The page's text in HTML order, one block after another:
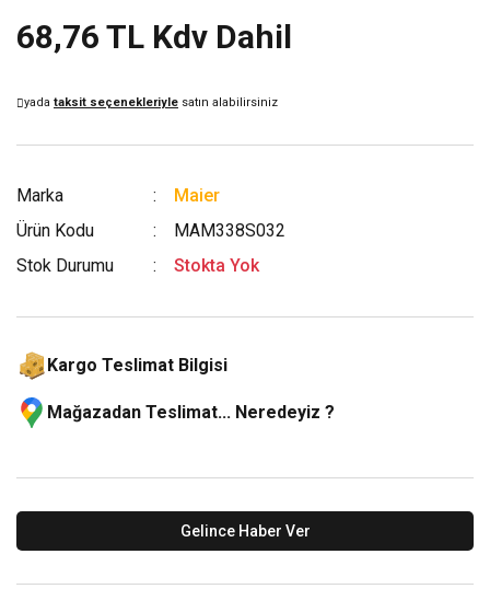
68,76 TL Kdv Dahil
yada taksit seçenekleriyle satın alabilirsiniz
Marka
Maier
Ürün Kodu
MAM338S032
Stok Durumu
Stokta Yok
Kargo Teslimat Bilgisi
Mağazadan Teslimat... Neredeyiz ?
Gelince Haber Ver